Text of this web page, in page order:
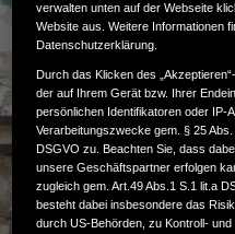
verwalten unten auf der Webseite
Website aus. Weitere Informationen
Datenschutzerklärung.
Durch das Klicken des
der auf Ihrem Gerät bzw. Ihrer
persönlichen Identifikatoren oder IP-
Verarbeitungszwecke gem. § 25
DSGVO zu. Beachten Sie, dass
unsere Geschäftspartner erfolgen
zugleich gem. Art.49 Abs.1 S.1 lit.a
besteht dabei insbesondere das
durch US-Behörden, zu Kontroll-